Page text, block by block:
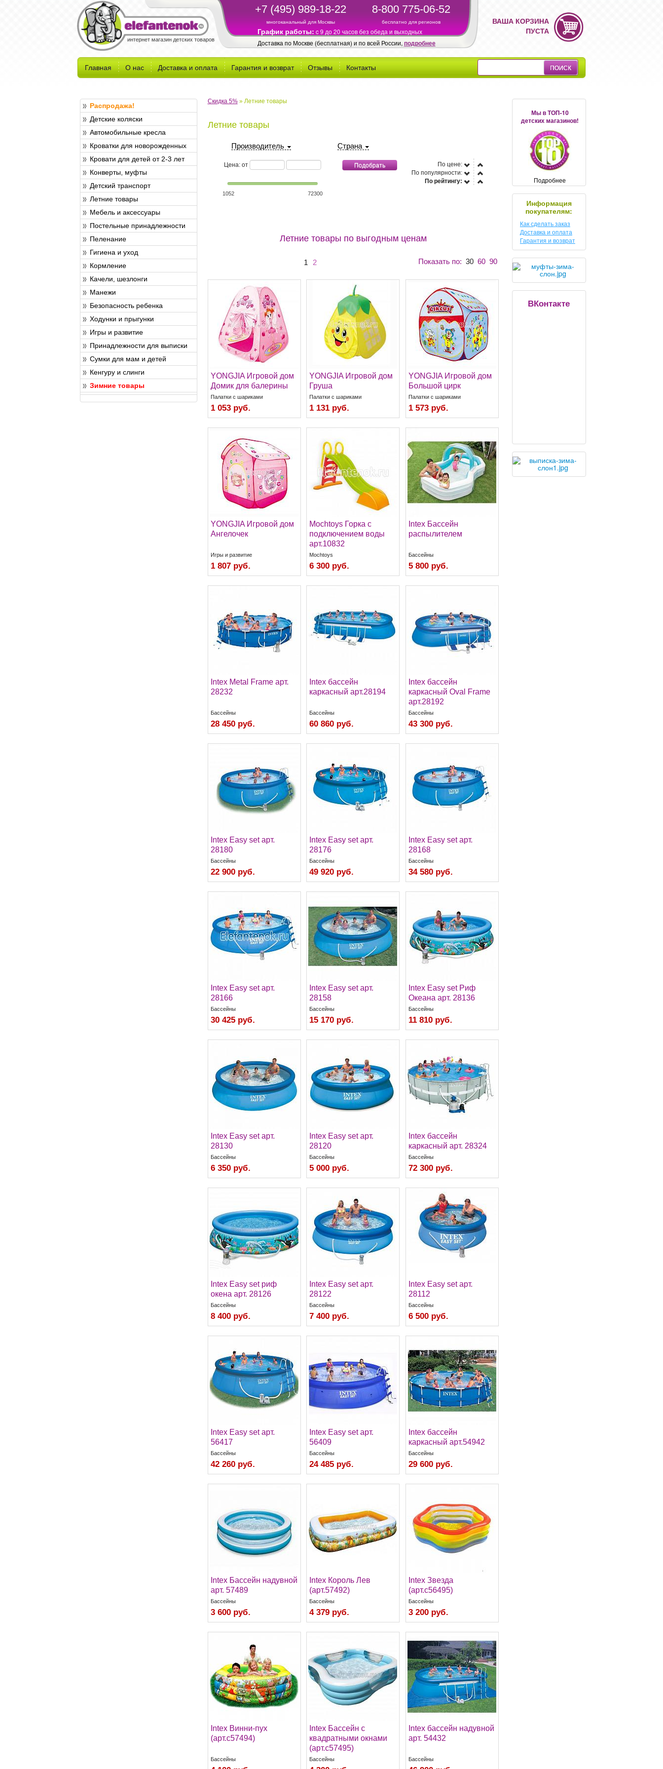
интернет магазин детских товаров
+7 (495) 989-18-22
многоканальный для Москвы
8-800 775-06-52
бесплатно для регионов
График работы: c 9 до 20 часов без обеда и выходных
Доставка по Москве (бесплатная) и по всей России, подробнее
ВАША КОРЗИНА
ПУСТА
Главная О нас Доставка и оплата Гарантия и возврат Отзывы Контакты
Распродажа!
Детские коляски
Автомобильные кресла
Кроватки для новорожденных
Кровати для детей от 2-3 лет
Конверты, муфты
Детский транспорт
Летние товары
Мебель и аксессуары
Постельные принадлежности
Пеленание
Гигиена и уход
Кормление
Качели, шезлонги
Манежи
Безопасность ребенка
Ходунки и прыгунки
Игры и развитие
Принадлежности для выписки
Сумки для мам и детей
Кенгуру и слинги
Зимние товары
Скидка 5%» Летние товары
Летние товары
Производитель Страна
Цена: от минимальная стоимостьмаксимальная стоимость
1052 72300
По цене:
По популярности:
По рейтингу:
Летние товары по выгодным ценам
1 2 Показать по: 30 60 90
YONGJIA Игровой дом
Домик для балерины
YONGJIA Игровой дом
Груша
YONGJIA Игровой дом
Большой цирк
Палатки с шариками Палатки с шариками Палатки с шариками
1 053 руб. 1 131 руб. 1 573 руб.
YONGJIA Игровой дом
Ангелочек
Mochtoys Горка с
подключением воды
арт.10832
Intex Бассейн
распылителем
Игры и развитие Mochtoys Бассейны
1 807 руб. 6 300 руб. 5 800 руб.
Intex Metal Frame арт.
28232
Intex бассейн
каркасный арт.28194
Intex бассейн
каркасный Oval Frame
арт.28192
Бассейны Бассейны Бассейны
28 450 руб. 60 860 руб. 43 300 руб.
Intex Easy set арт.
28180
Intex Easy set арт.
28176
Intex Easy set арт.
28168
Бассейны Бассейны Бассейны
22 900 руб. 49 920 руб. 34 580 руб.
Intex Easy set арт.
28166
Intex Easy set арт.
28158
Intex Easy set Риф
Океана арт. 28136
Бассейны Бассейны Бассейны
30 425 руб. 15 170 руб. 11 810 руб.
Intex Easy set арт.
28130
Intex Easy set арт.
28120
Intex бассейн
каркасный арт. 28324
Бассейны Бассейны Бассейны
6 350 руб. 5 000 руб. 72 300 руб.
Intex Easy set риф
окена арт. 28126
Intex Easy set арт.
28122
Intex Easy set арт.
28112
Бассейны Бассейны Бассейны
8 400 руб. 7 400 руб. 6 500 руб.
Intex Easy set арт.
56417
Intex Easy set арт.
56409
Intex бассейн
каркасный арт.54942
Бассейны Бассейны Бассейны
42 260 руб. 24 485 руб. 29 600 руб.
Intex Бассейн надувной
арт. 57489
Intex Король Лев
(арт.57492)
Intex Звезда
(арт.с56495)
Бассейны Бассейны Бассейны
3 600 руб. 4 379 руб. 3 200 руб.
Intex Винни-пух
(арт.с57494)
Intex Бассейн с
квадратными окнами
(арт.с57495)
Intex бассейн надувной
арт. 54432
Бассейны Бассейны Бассейны
Мы в ТОП-10
детских магазинов!
Подробнее
Информация
покупателям:
Как сделать заказ
Доставка и оплата
Гарантия и возврат
ВКонтакте